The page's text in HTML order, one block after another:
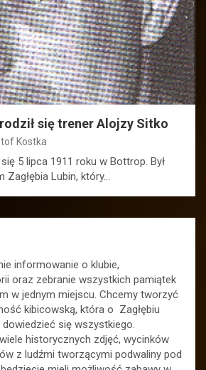
się trener Alojzy Sitko
Kostka
5 lipca 1911 roku w Bottrop. Był
Zagłębia Lubin, który…
informowanie o klubie,
oraz zebranie wszystkich pamiątek
w jednym miejscu. Chcemy tworzyć
kibicowską, która o Zagłębiu
dowiedzieć się wszystkiego.
historycznych zdjęć, wycinków
z ludźmi tworzącymi podwaliny pod